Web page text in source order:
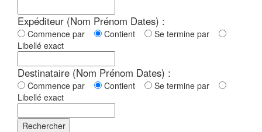
Expéditeur (Nom Prénom Dates) :
Commence par Contient
Se termine par
Libellé exact
Destinataire (Nom Prénom Dates) :
Commence par Contient
Se termine par
Libellé exact
Rechercher